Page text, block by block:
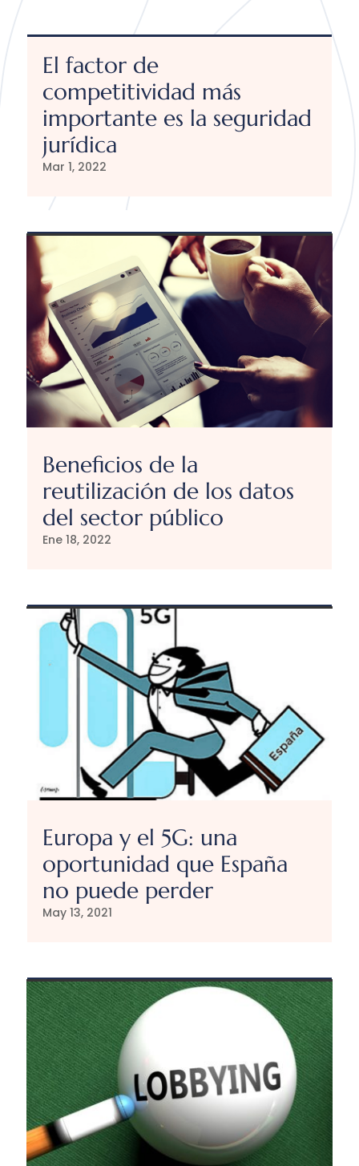
El factor de
competitividad más
importante es la seguridad
jurídica
Mar 1, 2022
Beneficios de la
reutilización de los datos
del sector público
Ene 18, 2022
Europa y el 5G: una
oportunidad que España
no puede perder
May 13, 2021